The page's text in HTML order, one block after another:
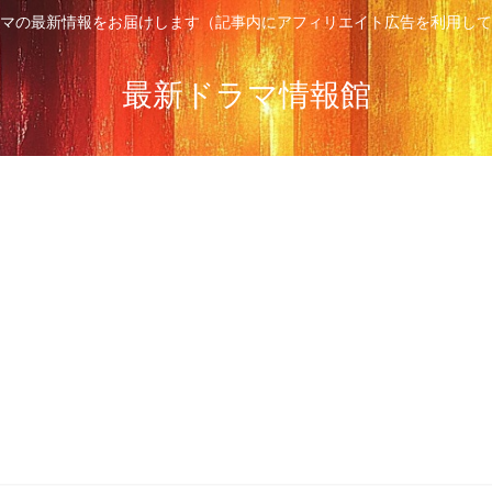
の最新情報をお届けします（記事内にアフィリエイト広告を利用し
最新ドラマ情報館